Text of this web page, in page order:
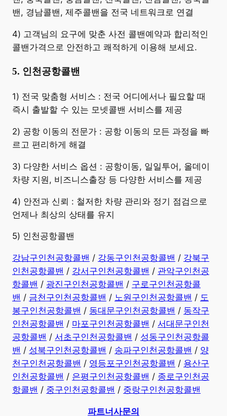
밴, 경남콜밴, 제주콜밴을 전국 네트워크로 연결
4) 고객님의 요구에 맞춘 사전 콜밴예약과 합리적인
콜밴가격으로 안전하고 쾌적하게 이용해 보세요.
5. 인천공항콜밴
​1) 전국 맞춤형 서비스 : 전국 어디에서나 필요할 때
즉시 출발할 수 있는 모넷콜밴 서비스를 제공
2) 공항 이동의 전문가 : 공항 이동의 모든 과정을 빠
르고 편리하게 해결
3) 다양한 서비스 옵션 : 공항이동, 일일투어, 올데이
차량 지원, 비즈니스출장 등 다양한 서비스를 제공
4) 안전과 신뢰 : 철저한 차량 관리와 정기 점검으로
언제나 최상의 상태를 유지
5) 인천공항콜밴
강남구인천공항콜밴 / 강동구인천공항콜밴 / 강북구
인천공항콜밴 / 강서구인천공항콜밴 / 관악구인천공
항콜밴 / 광진구인천공항콜밴 / 구로구인천공항콜
밴 / 금천구인천공항콜밴 / 노원구인천공항콜밴 / 도
봉구인천공항콜밴 / 동대문구인천공항콜밴 / 동작구
인천공항콜밴 / 마포구인천공항콜밴 / 서대문구인천
공항콜밴 / 서초구인천공항콜밴 / 성동구인천공항콜
밴 / 성북구인천공항콜밴 / 송파구인천공항콜밴 / 양
천구인천공항콜밴 / 영등포구인천공항콜밴 / 용산구
인천공항콜밴 / 은평구인천공항콜밴 / 종로구인천공
항콜밴 / 중구인천공항콜밴 / 중랑구인천공항콜밴
파트너사문의